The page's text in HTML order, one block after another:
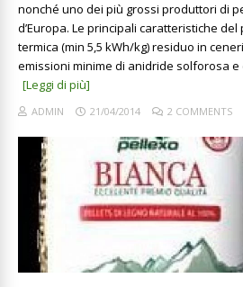
nonché uno dei più grossi produttori di
d’Europa. Le principali caratteristiche
termica (min 5,5 kWh/kg) residuo in
emissioni minime di anidride solforosa e
[Leggi di più]
ADMIN 21/04/2014 2 COMMENTS